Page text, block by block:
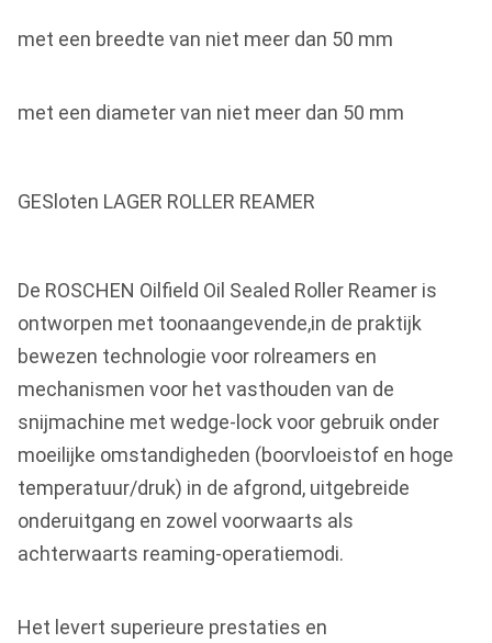
met een breedte van niet meer dan 50 mm
met een diameter van niet meer dan 50 mm
GESloten LAGER ROLLER REAMER
De ROSCHEN Oilfield Oil Sealed Roller Reamer is
ontworpen met toonaangevende,in de praktijk
bewezen technologie voor rolreamers en
mechanismen voor het vasthouden van de
snijmachine met wedge-lock voor gebruik onder
moeilijke omstandigheden (boorvloeistof en hoge
temperatuur/druk) in de afgrond, uitgebreide
onderuitgang en zowel voorwaarts als
achterwaarts reaming-operatiemodi.
Het levert superieure prestaties en